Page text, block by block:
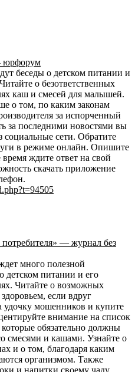
беседы о детском питании и
о безответственных
каш и смесей для малышей.
о том, по каким законам
за испорченный
за последними новостями вы
социальные сети. Обратите
в режиме онлайн. Опишите
ждите ответ на свой
скачать приложение
— журнал без
много полезной
детском питании и его
Читайте о возможных
если вдруг
удочку мошенников и купите
внимание на список
обязательно должны
смесями и кашами. Узнайте о
и о том, благодаря каким
организмом. Также
и напитки своему чаду.